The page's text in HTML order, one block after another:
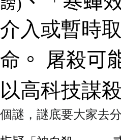
介入或暫時
命 。 屠殺可
以高科技謀殺
個謎，謎底要大家去分